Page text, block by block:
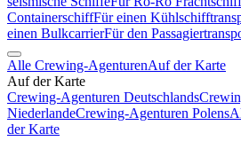
ContainerschiffFür einen
einen BulkcarrierFür den
Alle Crewing-AgenturenAuf der Karte
Auf der Karte
Crewing-Agenturen Deutschlands
NiederlandeCrewing-Agenturen Polens
der Karte